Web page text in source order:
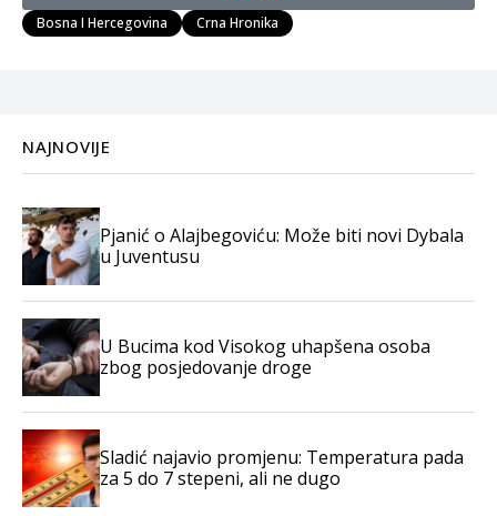
Bosna I Hercegovina Crna Hronika
NAJNOVIJE
Pjanić o Alajbegoviću: Može biti novi Dybala
u Juventusu
U Bucima kod Visokog uhapšena osoba
zbog posjedovanje droge
Sladić najavio promjenu: Temperatura pada
za 5 do 7 stepeni, ali ne dugo